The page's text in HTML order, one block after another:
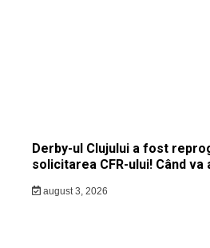
Derby-ul Clujului a fost
solicitarea CFR-ului! Când va
august 3, 2026